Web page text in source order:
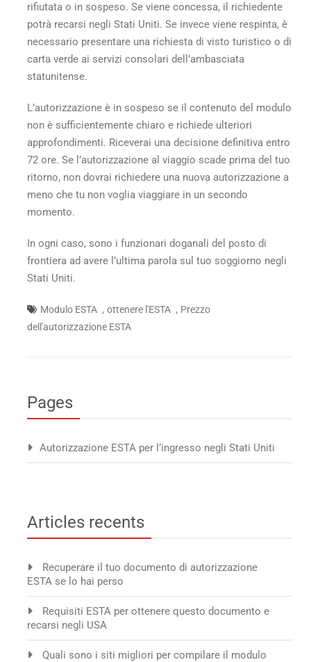
rifiutata o in sospeso. Se viene concessa, il richiedente
potrà recarsi negli Stati Uniti. Se invece viene respinta, è
necessario presentare una richiesta di visto turistico o di
carta verde ai servizi consolari dell’ambasciata
statunitense.
L’autorizzazione è in sospeso se il contenuto del modulo
non è sufficientemente chiaro e richiede ulteriori
approfondimenti. Riceverai una decisione definitiva entro
72 ore. Se l’autorizzazione al viaggio scade prima del tuo
ritorno, non dovrai richiedere una nuova autorizzazione a
meno che tu non voglia viaggiare in un secondo
momento.
In ogni caso, sono i funzionari doganali del posto di
frontiera ad avere l’ultima parola sul tuo soggiorno negli
Stati Uniti.
Modulo ESTA , ottenere l'ESTA , Prezzo
dell'autorizzazione ESTA
Pages
Autorizzazione ESTA per l’ingresso negli Stati Uniti
Articles recents
Recuperare il tuo documento di autorizzazione
ESTA se lo hai perso
Requisiti ESTA per ottenere questo documento e
recarsi negli USA
Quali sono i siti migliori per compilare il modulo